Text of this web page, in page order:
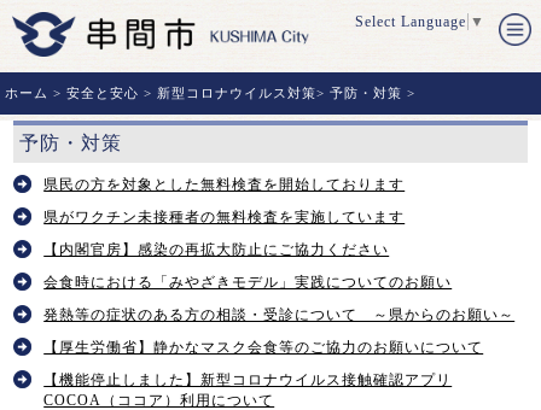
Select Language ▼
ホーム >安全と安心 > 新型コロナウイルス対策>予防・対策 >
予防・対策
県民の方を対象とした無料検査を開始しております
県がワクチン未接種者の無料検査を実施しています
【内閣官房】感染の再拡大防止にご協力ください
会食時における「みやざきモデル」実践についてのお願い
発熱等の症状のある方の相談・受診について ～県からのお願い～
【厚生労働省】静かなマスク会食等のご協力のお願いについて
【機能停止しました】新型コロナウイルス接触確認アプリ
COCOA（ココア）利用について